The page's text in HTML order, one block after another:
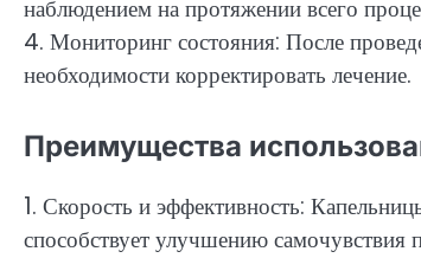
наблюдением на протяжении всего
4. Мониторинг состояния: После
необходимости корректировать лечение.
Преимущества
1. Скорость и эффективность:
способствует улучшению самочувствия